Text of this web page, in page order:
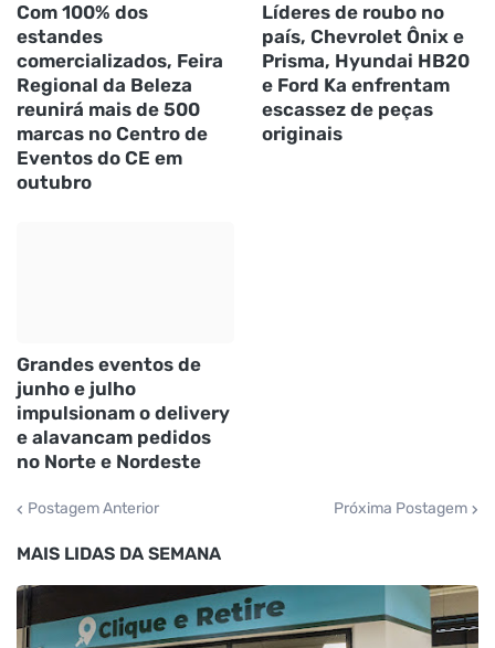
Com 100% dos
estandes
comercializados, Feira
Regional da Beleza
reunirá mais de 500
marcas no Centro de
Eventos do CE em
outubro
Líderes de roubo no
país, Chevrolet Ônix e
Prisma, Hyundai HB20
e Ford Ka enfrentam
escassez de peças
originais
Grandes eventos de
junho e julho
impulsionam o delivery
e alavancam pedidos
no Norte e Nordeste
Postagem Anterior Próxima Postagem
MAIS LIDAS DA SEMANA